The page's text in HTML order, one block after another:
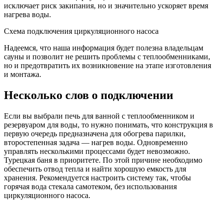
исключает риск закипания, но и значительно ускоряет время
нагрева воды.
Схема подключения циркуляционного насоса
Надеемся, что наша информация будет полезна владельцам
сауны и позволит не решить проблемы с теплообменниками,
но и предотвратить их возникновение на этапе изготовления
и монтажа.
Несколько слов о подключении
Если вы выбрали печь для ванной с теплообменником и
резервуаром для воды, то нужно понимать, что конструкция в
первую очередь предназначена для обогрева парилки,
второстепенная задача — нагрев воды. Одновременно
управлять несколькими процессами будет невозможно.
Турецкая баня в приоритете. По этой причине необходимо
обеспечить отвод тепла и найти хорошую емкость для
хранения. Рекомендуется настроить систему так, чтобы
горячая вода стекала самотеком, без использования
циркуляционного насоса.